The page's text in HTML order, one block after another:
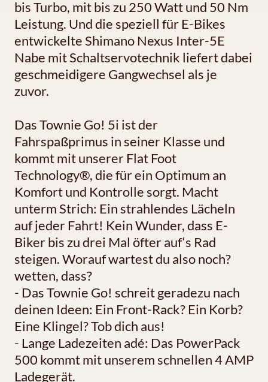
bis Turbo, mit bis zu 250 Watt und 50 Nm
Leistung. Und die speziell für E-Bikes
entwickelte Shimano Nexus Inter-5E
Nabe mit Schaltservotechnik liefert dabei
geschmeidigere Gangwechsel als je
zuvor.
Das Townie Go! 5i ist der
Fahrspaßprimus in seiner Klasse und
kommt mit unserer Flat Foot
Technology®, die für ein Optimum an
Komfort und Kontrolle sorgt. Macht
unterm Strich: Ein strahlendes Lächeln
auf jeder Fahrt! Kein Wunder, dass E-
Biker bis zu drei Mal öfter auf‘s Rad
steigen. Worauf wartest du also noch?
wetten, dass?
- Das Townie Go! schreit geradezu nach
deinen Ideen: Ein Front-Rack? Ein Korb?
Eine Klingel? Tob dich aus!
- Lange Ladezeiten adé: Das PowerPack
500 kommt mit unserem schnellen 4 AMP
Ladegerät.